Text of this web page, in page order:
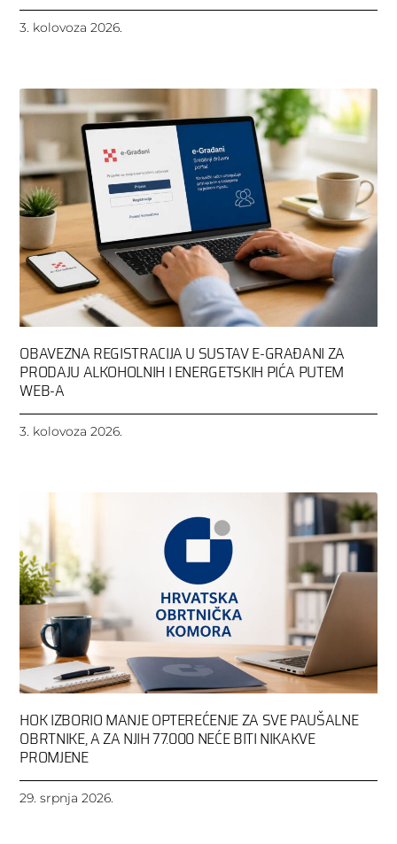
3. kolovoza 2026.
OBAVEZNA REGISTRACIJA U SUSTAV E-GRAĐANI ZA
PRODAJU ALKOHOLNIH I ENERGETSKIH PIĆA PUTEM
WEB-A
3. kolovoza 2026.
HOK IZBORIO MANJE OPTEREĆENJE ZA SVE PAUŠALNE
OBRTNIKE, A ZA NJIH 77.000 NEĆE BITI NIKAKVE
PROMJENE
29. srpnja 2026.